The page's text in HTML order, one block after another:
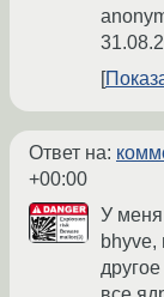
Ответ на:
+00:00
У
bhyve,